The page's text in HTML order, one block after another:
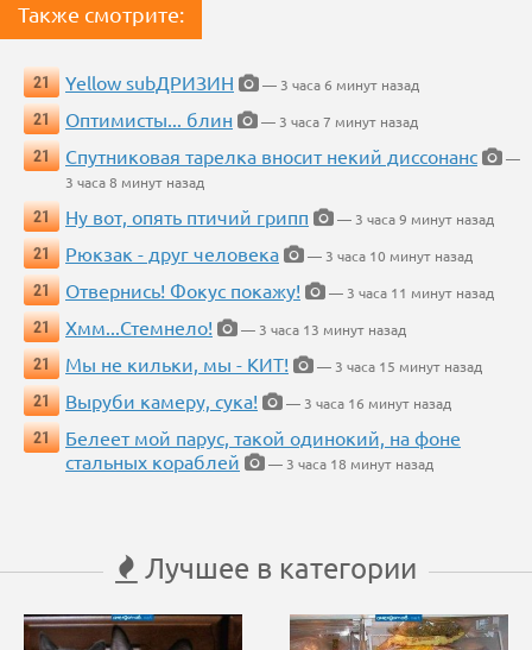
Также смотрите:
21 Yellow subДРИЗИН
— 3 часа 6 минут назад
21
Оптимисты... блин
— 3 часа 7 минут назад
21
Спутниковая тарелка вносит некий диссонанс
—
3 часа 8 минут назад
21
Ну вот, опять птичий грипп
— 3 часа 9 минут назад
21
Рюкзак - друг человека
— 3 часа 10 минут назад
21
Отвернись! Фокус покажу!
— 3 часа 11 минут назад
21
Хмм...Стемнело!
— 3 часа 13 минут назад
21
Мы не кильки, мы - КИТ!
— 3 часа 15 минут назад
21
Выруби камеру, сука!
— 3 часа 16 минут назад
21
Белеет мой парус, такой одинокий, на фоне
стальных кораблей
— 3 часа 18 минут назад
Лучшее в категории